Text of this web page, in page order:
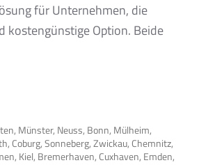
für Unternehmen, die
kostengünstige Option. Beide
Münster, Neuss, Bonn, Mülheim,
Coburg, Sonneberg, Zwickau, Chemnitz,
Kiel, Bremerhaven, Cuxhaven, Emden,